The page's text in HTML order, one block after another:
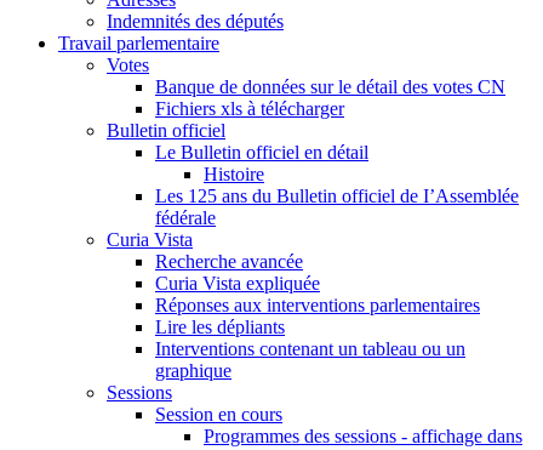
Indemnités des députés
Travail parlementaire
Votes
Banque de données sur le détail des votes CN
Fichiers xls à télécharger
Bulletin officiel
Le Bulletin officiel en détail
Histoire
Les 125 ans du Bulletin officiel de I’Assemblée
fédérale
Curia Vista
Recherche avancée
Curia Vista expliquée
Réponses aux interventions parlementaires
Lire les dépliants
Interventions contenant un tableau ou un
graphique
Sessions
Session en cours
Programmes des sessions - affichage dans